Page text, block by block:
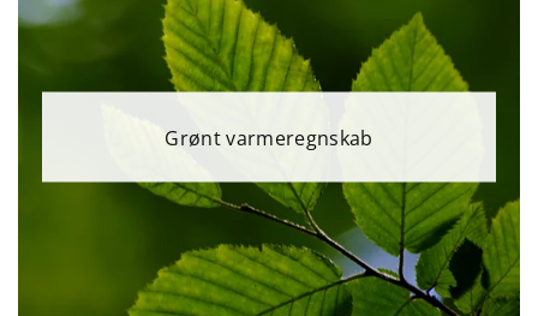
Grønt varmeregnskab